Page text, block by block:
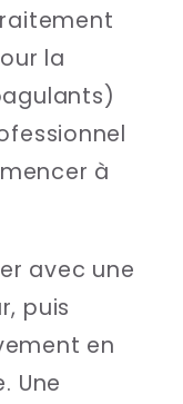
la
à
avec une
puis
en
Une